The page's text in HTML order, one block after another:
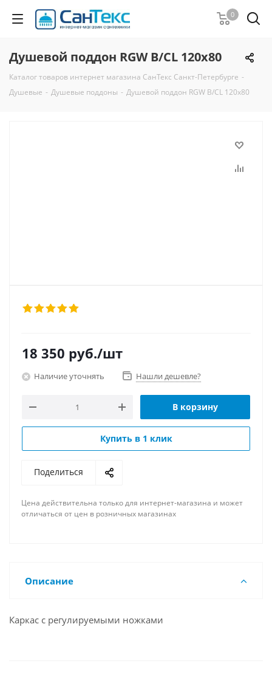
0
Душевой поддон RGW B/CL 120x80
Каталог товаров интернет магазина СанТекс Санкт-Петербурге -
Душевые - Душевые поддоны - Душевой поддон RGW B/CL 120x80
18 350 руб./шт
Наличие уточнять Нашли дешевле?
В корзину
Купить в 1 клик
Поделиться
Цена действительна только для интернет-магазина и может
отличаться от цен в розничных магазинах
Описание
Каркас с регулируемыми ножками